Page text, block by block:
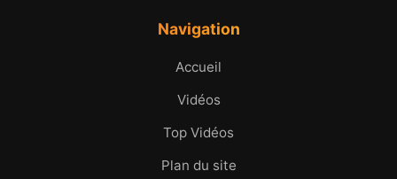
Navigation
Accueil
Vidéos
Top Vidéos
Plan du site